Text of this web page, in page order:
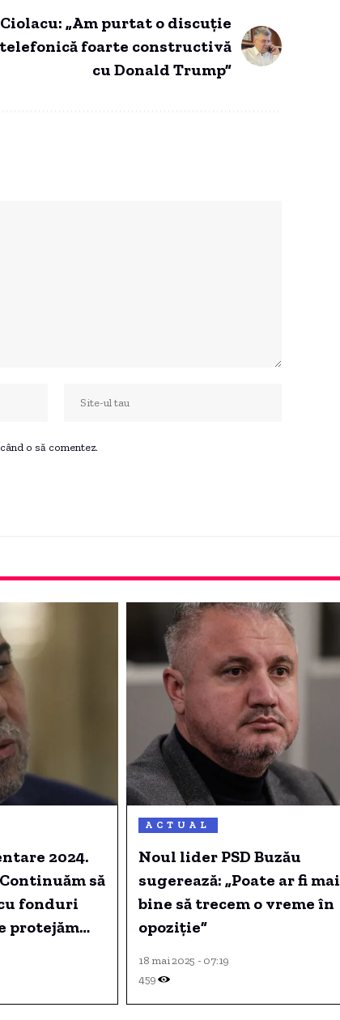
Ciolacu: „Am purtat o discuţie
telefonică foarte constructivă
cu Donald Trump”
o să comentez.
2024.
să
fonduri
protejăm
ACTUAL
Noul lider PSD Buzău
sugerează: „Poate ar fi mai
bine să trecem o vreme în
opoziție”
18 mai 2025 - 07:19
459